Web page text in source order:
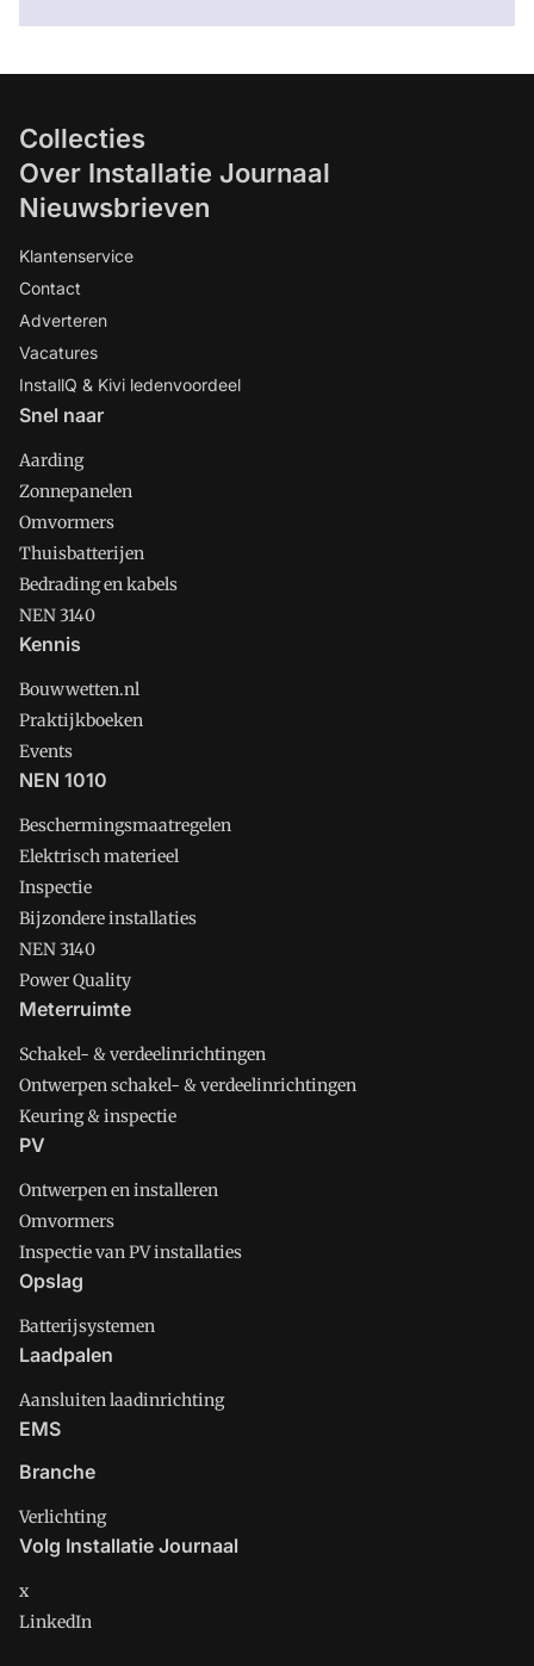
Collecties
Over Installatie Journaal
Nieuwsbrieven
Klantenservice
Contact
Adverteren
Vacatures
InstallQ & Kivi ledenvoordeel
Snel naar
Aarding
Zonnepanelen
Omvormers
Thuisbatterijen
Bedrading en kabels
NEN 3140
Kennis
Bouwwetten.nl
Praktijkboeken
Events
NEN 1010
Beschermingsmaatregelen
Elektrisch materieel
Inspectie
Bijzondere installaties
NEN 3140
Power Quality
Meterruimte
Schakel- & verdeelinrichtingen
Ontwerpen schakel- & verdeelinrichtingen
Keuring & inspectie
PV
Ontwerpen en installeren
Omvormers
Inspectie van PV installaties
Opslag
Batterijsystemen
Laadpalen
Aansluiten laadinrichting
EMS
Branche
Verlichting
Volg Installatie Journaal
x
LinkedIn